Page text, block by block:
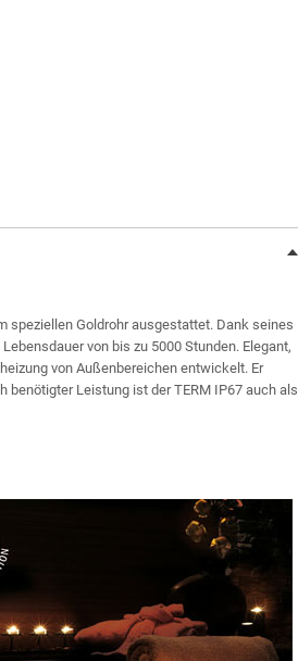
speziellen Goldrohr ausgestattet. Dank seines
von bis zu 5000 Stunden. Elegant,
von Außenbereichen entwickelt. Er
Leistung ist der TERM IP67 auch als